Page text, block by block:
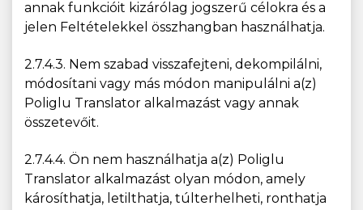
annak funkcióit kizárólag jogszerű célokra és a
jelen Feltételekkel összhangban használhatja.
2.7.4.3. Nem szabad visszafejteni, dekompilálni,
módosítani vagy más módon manipulálni a(z)
Poliglu Translator alkalmazást vagy annak
összetevőit.
2.7.4.4. Ön nem használhatja a(z) Poliglu
Translator alkalmazást olyan módon, amely
károsíthatja, letilthatja, túlterhelheti, ronthatja